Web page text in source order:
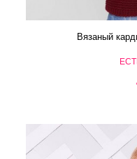
Вязаный